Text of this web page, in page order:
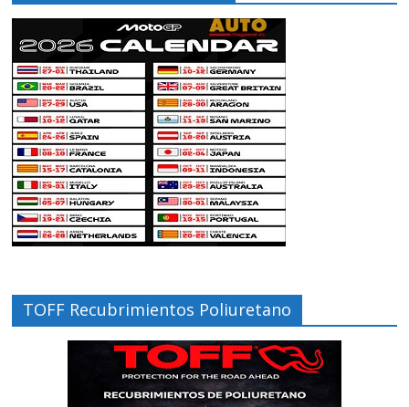
TOFF Recubrimientos Poliuretano